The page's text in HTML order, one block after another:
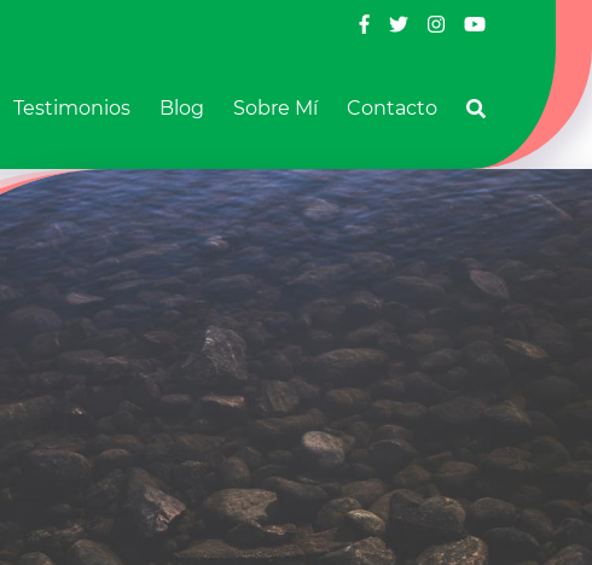
Testimonios Blog Sobre Mí Contacto